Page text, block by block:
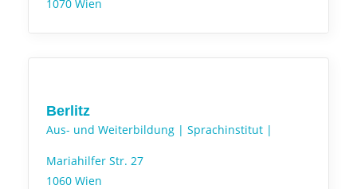
1070 Wien
Berlitz
Aus- und Weiterbildung | Sprachinstitut |
Mariahilfer Str. 27
1060 Wien